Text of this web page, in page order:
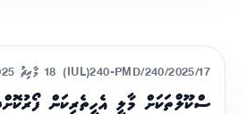
(IUL)240-PMD/240/2025/17 18 މާރިޗު 2025
ސްކޫލްތަކަށް މާލީ އެހީތެރިކަން